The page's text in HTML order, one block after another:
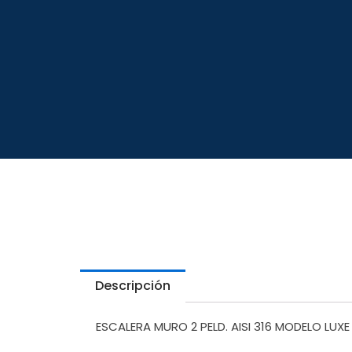
Descripción
ESCALERA MURO 2 PELD. AISI 316 MODELO LUXE